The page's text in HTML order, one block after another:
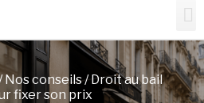
Nos conseils/ Droit au bail
fixer son prix